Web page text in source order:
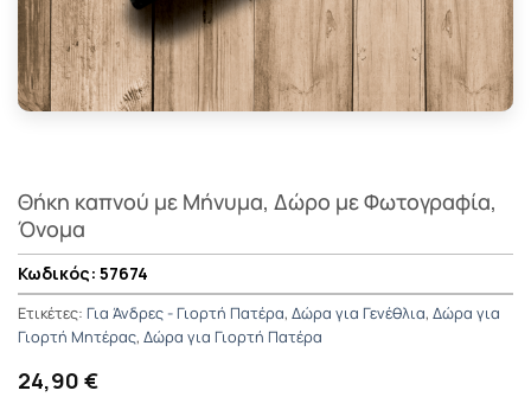
Θήκη καπνού με Μήνυμα, Δώρο με Φωτογραφία,
Όνομα
57674
Ετικέτες: Για Άνδρες - Γιορτή Πατέρα, Δώρα για Γενέθλια, Δώρα για
Γιορτή Μητέρας, Δώρα για Γιορτή Πατέρα
24,90 €